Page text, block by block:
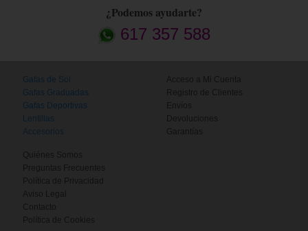
¿Podemos ayudarte?
617 357 588
Gafas de Sol
Gafas Graduadas
Gafas Deportivas
Lentillas
Accesorios
Acceso a Mi Cuenta
Registro de Clientes
Envíos
Devoluciones
Garantías
Quiénes Somos
Preguntas Frecuentes
Política de Privacidad
Aviso Legal
Contacto
Política de Cookies